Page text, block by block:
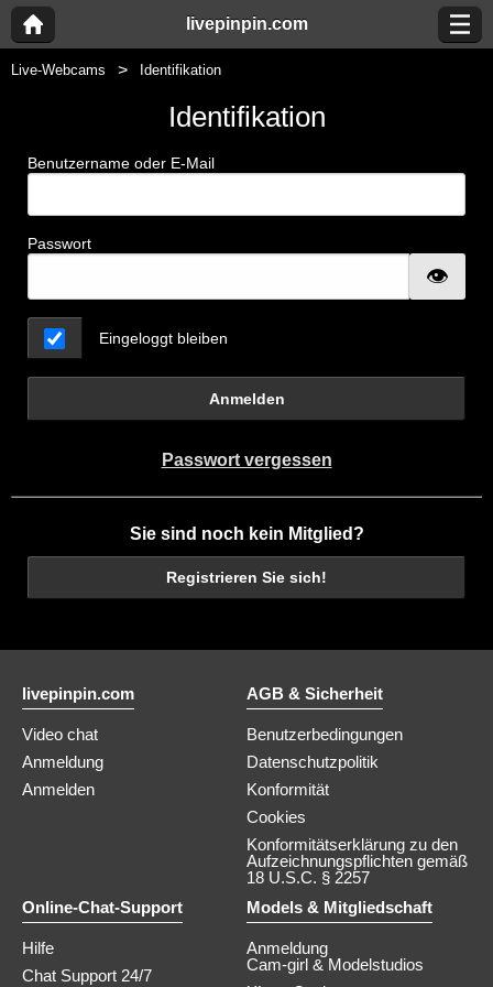
livepinpin.com
Live-Webcams Identifikation
Identifikation
Benutzername oder E-Mail
Passwort
Eingeloggt bleiben
Anmelden
Passwort vergessen
Sie sind noch kein Mitglied?
Registrieren Sie sich!
livepinpin.com
Video chat
Anmeldung
Anmelden
AGB & Sicherheit
Benutzerbedingungen
Datenschutzpolitik
Konformität
Cookies
Konformitätserklärung zu den
Aufzeichnungspflichten gemäß
18 U.S.C. § 2257
Online-Chat-Support
Hilfe
Chat Support 24/7
Models & Mitgliedschaft
Anmeldung
Cam-girl & Modelstudios